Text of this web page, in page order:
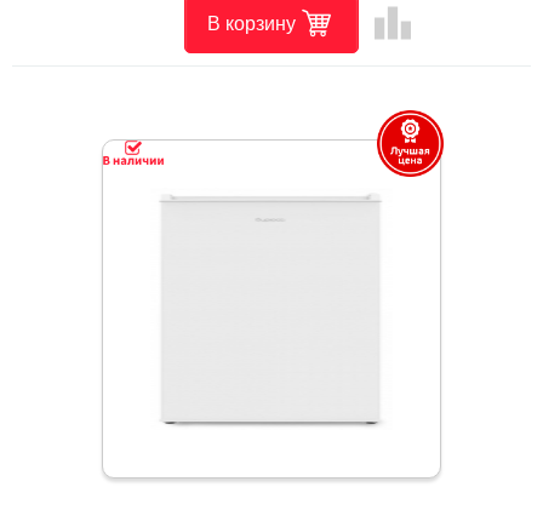
В корзину leaderboard